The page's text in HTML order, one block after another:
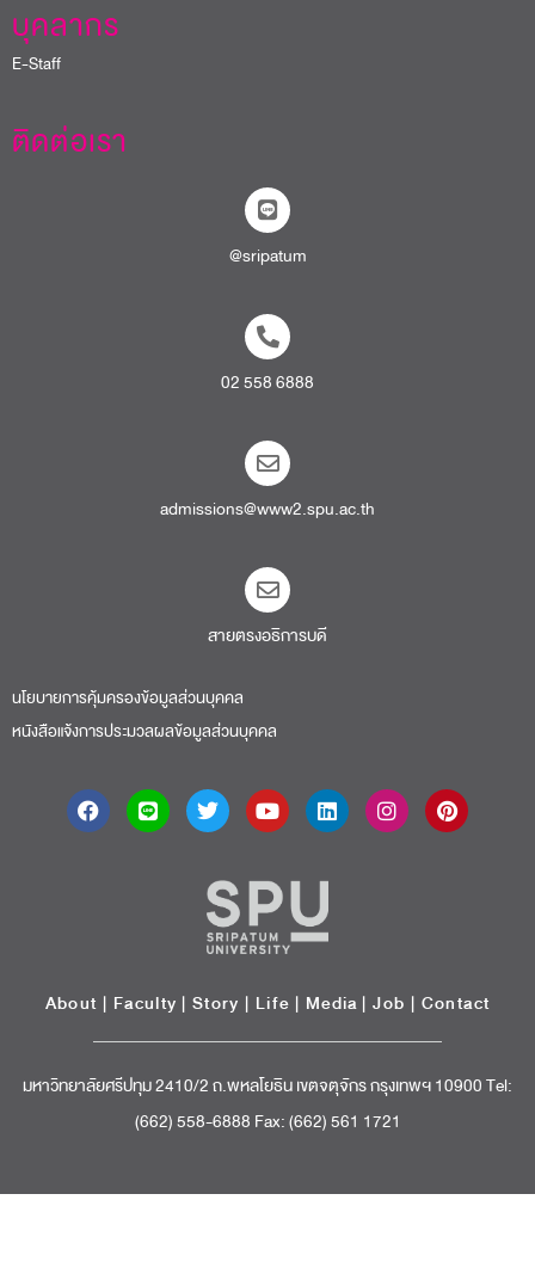
บุคลากร
E-Staff
ติดต่อเรา
@sripatum
02 558 6888
admissions@www2.spu.ac.th
สายตรงอธิการบดี​
นโยบายการคุ้มครองข้อมูลส่วนบุคคล
หนังสือแจ้งการประมวลผลข้อมูลส่วนบุคคล
About | Faculty | Story | Life | Media |Job | Contact
มหาวิทยาลัยศรีปทุม 2410/2 ถ.พหลโยธิน เขตจตุจักร กรุงเทพฯ 10900 Tel:
(662) 558-6888 Fax: (662) 561 1721